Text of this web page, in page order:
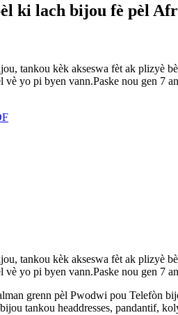
ki lach bijou fè pèl
tankou kèk akseswa fèt ak plizyè
yo pi byen vann.Paske nou gen 7
tankou kèk akseswa fèt ak plizyè
yo pi byen vann.Paske nou gen 7
grenn pèl Pwodwi pou Telefòn
tankou headdresses, pandantif,